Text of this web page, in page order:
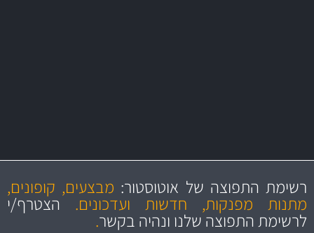
מקצועיות
ושירות מצויין
מחירים
הוגנים
והיצע מוצרים איכותירשימת התפוצה של אוטוסטור: מבצעים, קופונים,
מתנות מפנקות, חדשות ועדכונים. הצטרף/י
לרשימת התפוצה שלנו ונהיה בקשר.